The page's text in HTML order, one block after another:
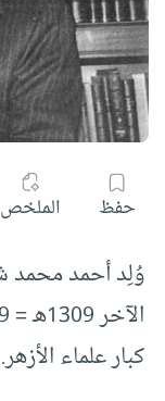
حفظ الملخص
كبار علماء الأزهر.